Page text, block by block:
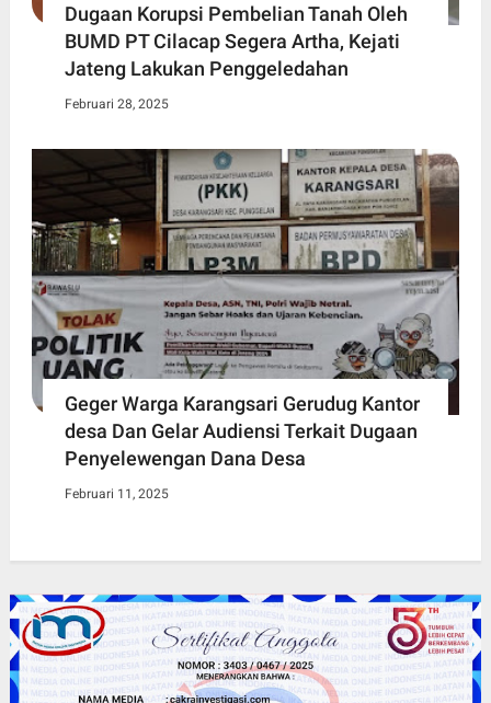
Dugaan Korupsi Pembelian Tanah Oleh
BUMD PT Cilacap Segera Artha, Kejati
Jateng Lakukan Penggeledahan
Februari 28, 2025
Geger Warga Karangsari Gerudug Kantor
desa Dan Gelar Audiensi Terkait Dugaan
Penyelewengan Dana Desa
Februari 11, 2025